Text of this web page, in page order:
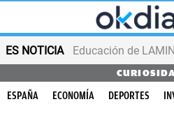
ES NOTICIA Educación de
ESPAÑA ECONOMÍA DEPORTES